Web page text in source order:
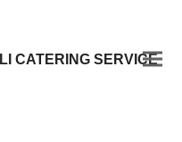
CATERING SERVICE